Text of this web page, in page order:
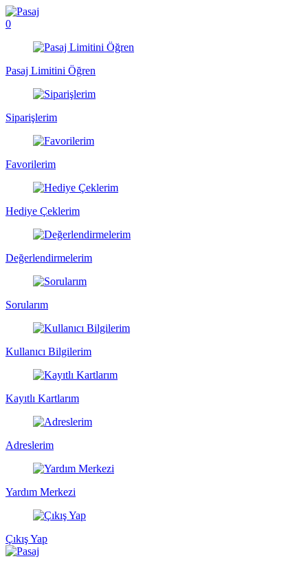
0
Pasaj Limitini Öğren
Siparişlerim
Favorilerim
Hediye Çeklerim
Değerlendirmelerim
Sorularım
Kullanıcı Bilgilerim
Kayıtlı Kartlarım
Adreslerim
Yardım Merkezi
Çıkış Yap